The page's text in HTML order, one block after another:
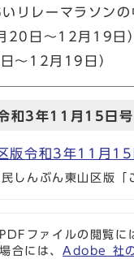
リレーマラソンの
20日～12月19日
～12月19日）
和3年11月15日号
版令和3年11月
しんぶん東山区版「
PDFファイルの閲覧
場合には、 Adobe 社